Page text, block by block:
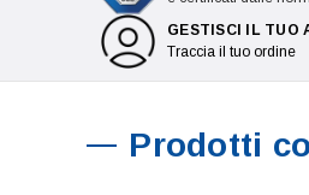
GESTISCI IL TUO
Traccia il tuo ordine
Prodotti